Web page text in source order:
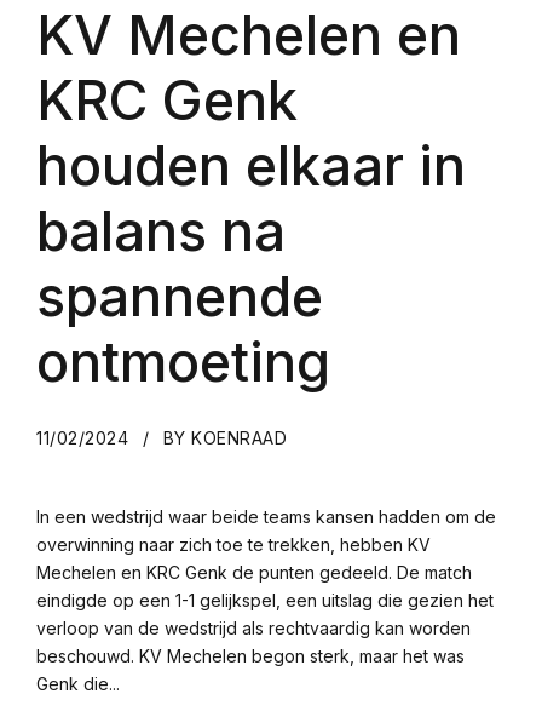
KV Mechelen en
KRC Genk
houden elkaar in
balans na
spannende
ontmoeting
11/02/2024 BY KOENRAAD
In een wedstrijd waar beide teams kansen hadden om de
overwinning naar zich toe te trekken, hebben KV
Mechelen en KRC Genk de punten gedeeld. De match
eindigde op een 1-1 gelijkspel, een uitslag die gezien het
verloop van de wedstrijd als rechtvaardig kan worden
beschouwd. KV Mechelen begon sterk, maar het was
Genk die...